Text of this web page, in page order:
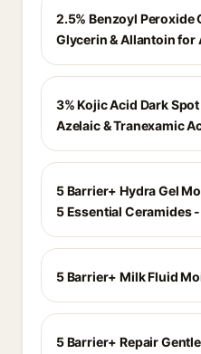
2.5% Benzoyl Peroxide
Glycerin & Allantoin for
3% Kojic Acid Dark
Azelaic & Tranexamic
5 Barrier+ Hydra Gel
5 Essential Ceramides
5 Barrier+ Milk Fluid
5 Barrier+ Repair